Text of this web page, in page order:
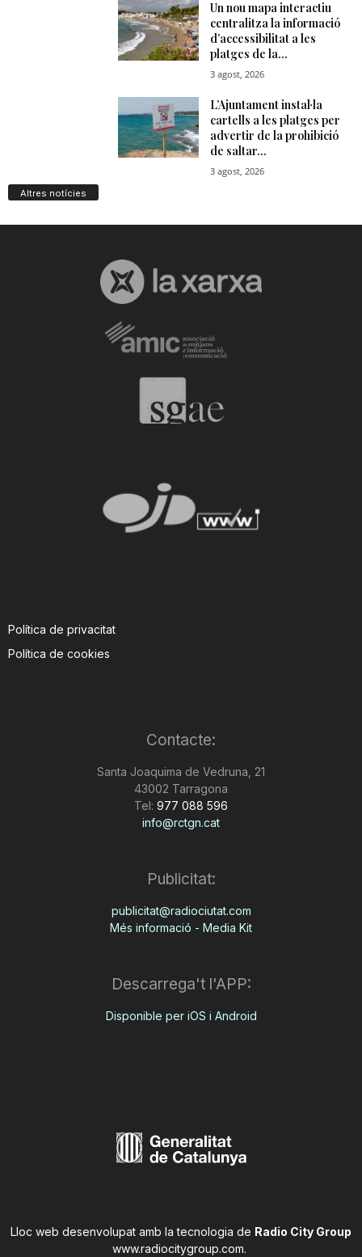
Altres notícies
Política de privacitat
Política de cookies
Contacte:
Santa Joaquima de Vedruna, 21
43002 Tarragona
Tel: 977 088 596
info@rctgn.cat
Publicitat:
publicitat@radiociutat.com
Més informació - Media Kit
Descarrega't l'APP:
Disponible per iOS i Android
Lloc web desenvolupat amb la tecnologia de Radio City Group
www.radiocitygroup.com.